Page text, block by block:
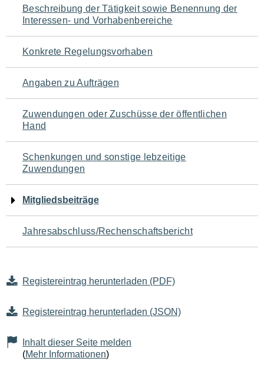
den
Seiteninhalt
Beschreibung der Tätigkeit sowie Benennung der
Interessen- und Vorhabenbereiche
Konkrete Regelungsvorhaben
Angaben zu Aufträgen
Zuwendungen oder Zuschüsse der öffentlichen
Hand
Schenkungen und sonstige lebzeitige
Zuwendungen
Mitgliedsbeiträge
Jahresabschluss/Rechenschaftsbericht
Registereintrag herunterladen (PDF)
Registereintrag herunterladen (JSON)
Inhalt dieser Seite melden
(Mehr Informationen)